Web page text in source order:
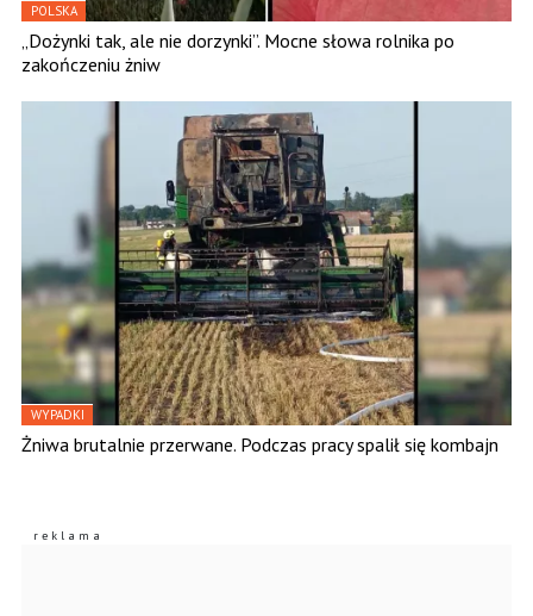
POLSKA
„Dożynki tak, ale nie dorzynki”. Mocne słowa rolnika po
zakończeniu żniw
WYPADKI
Żniwa brutalnie przerwane. Podczas pracy spalił się kombajn